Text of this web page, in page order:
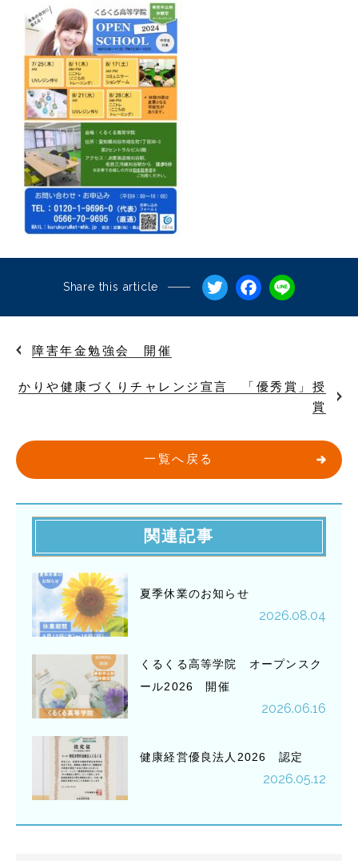
Share this article Twitter
障害年金勉強会 開催
一覧へ戻る
かりや健康づくりチャレンジ宣言 「優秀賞」授
賞
関連記事
夏季休業のお知らせ
2026.08.04
くるくる高等学院 オープンスク
ール2026 開催
2026.06.16
健康経営優良法人2026 認定
2026.05.12